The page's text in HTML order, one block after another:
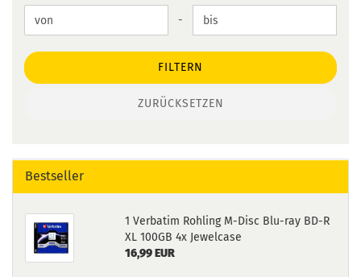
Preis bis -
FILTERN
ZURÜCKSETZEN
Bestseller
1 Verbatim Rohling M-Disc Blu-ray BD-R
XL 100GB 4x Jewelcase
16,99 EUR